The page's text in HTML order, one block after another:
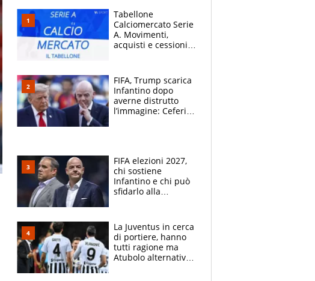
Tabellone
Calciomercato Serie
A. Movimenti,
acquisti e cessioni:
FIFA, Trump scarica
Infantino dopo
averne distrutto
l’immagine: Ceferin
FIFA elezioni 2027,
chi sostiene
Infantino e chi può
sfidarlo alla
calcio
La Juventus in cerca
di portiere, hanno
tutti ragione ma
Atubolo alternativa